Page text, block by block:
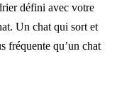
défini avec votre
Un chat qui sort et
fréquente qu’un chat